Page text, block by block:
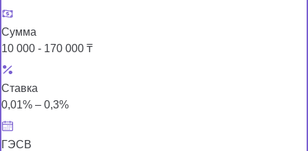
Сумма
10 000 - 170 000 ₸
Ставка
0,01% – 0,3%
ГЭСВ